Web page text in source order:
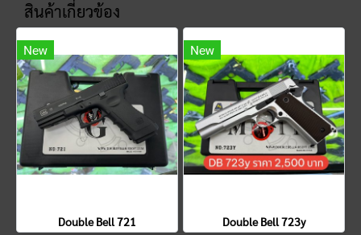
สินค้าเกี่ยวข้อง
New
Double Bell 721
New
Double Bell 723y